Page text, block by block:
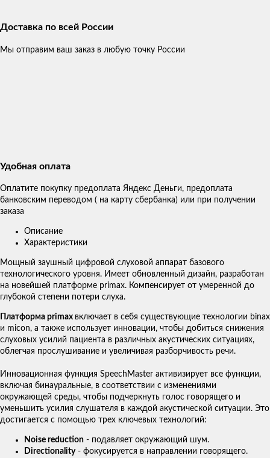
Доставка по всей России
Мы отправим ваш заказ в любую точку России
Удобная оплата
Оплатите покупку предоплата Яндекс Деньги, предоплата
банковским переводом ( на карту сбербанка) или при получении
заказа
Описание
Характеристики
Мощный заушный цифровой слуховой аппарат базового
технологического уровня. Имеет обновленный дизайн, разработан
на новейшей платформе primax. Компенсирует от умеренной до
глубокой степени потери слуха.
Платформа primax включает в себя существующие технологии binax
и micon, а также использует инновации, чтобы добиться снижения
слуховых усилий пациента в различных акустических ситуациях,
облегчая прослушивание и увеличивая разборчивость речи.
Инновационная функция SpeechMaster активизирует все функции,
включая бинауральные, в соответствии с изменениями
окружающей среды, чтобы подчеркнуть голос говорящего и
уменьшить усилия слушателя в каждой акустической ситуации. Это
достигается с помощью трех ключевых технологий:
Noise reduction - подавляет окружающий шум.
Directionality- фокусируется в направлении говорящего.